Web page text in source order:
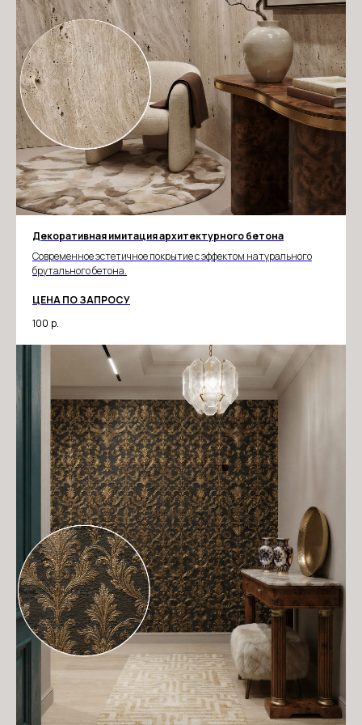
Декоративная имитация архитектурного бетона
Современное эстетичное покрытие с эффектом натурального
брутального бетона.
ЦЕНА ПО ЗАПРОСУ
100 р.
смотреть каталог
ПАННО
Изысканное сочетание классической эстетики
и современных технологий. Наши фрески — это
бесшовные полотна с выраженным рельефом,
которые создают полное ощущение ручной
росписи на старинной, фактурной стене.
Преобразите ваше пространство в галерею
современного искусства. Мы предлагаем
эксклюзивные сюжеты, которые станут ярким
акцентом в интерьере и подчеркнут уникальный
характер вашего проекта
ЕСТЬ ИДЕЯ? ДАВАЙТЕ
ОБСУДИМ ВАШ ПРОЕКТ!
Заполните заявку обсудим детали
и поможем оформить заказ